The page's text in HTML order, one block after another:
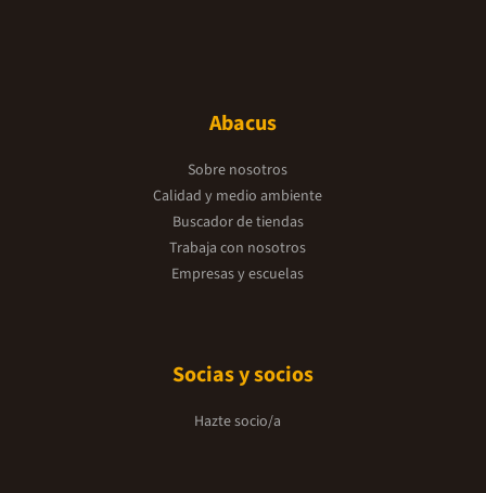
Abacus
Sobre nosotros
Calidad y medio ambiente
Buscador de tiendas
Trabaja con nosotros
Empresas y escuelas
Socias y socios
Hazte socio/a